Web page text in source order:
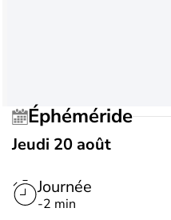
Éphéméride
Jeudi 20 août
Journée
-2 min